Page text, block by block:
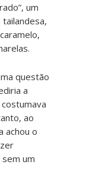
um
questão
a
ao
achou o
um